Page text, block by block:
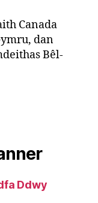
Canada
dan
Bêl-
Ddwy